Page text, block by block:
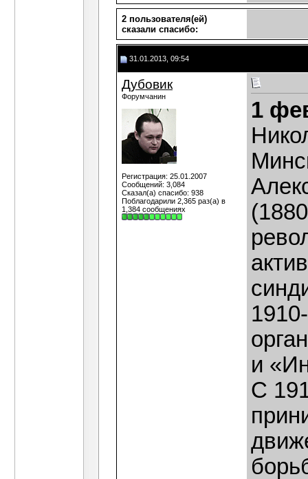
2 пользователя(ей)
сказали cпасибо:
31.01.2013, 09:54
Дубовик
Форумчанин
Регистрация: 25.01.2007
Сообщений: 3,084
Сказал(а) спасибо: 938
Поблагодарили 2,365 раз(а) в
1,384 сообщениях
1
и
С